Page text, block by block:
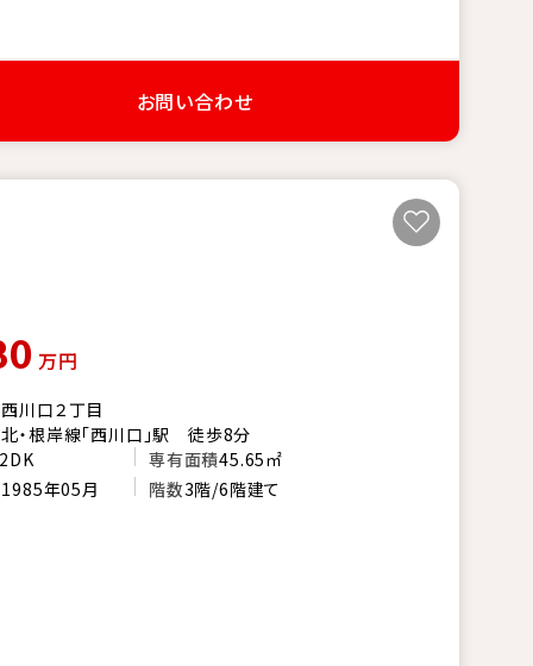
お問い合わせ
万円
川口２丁目
・根岸線「西川口」駅 徒歩8分
2DK 専有面積45.65㎡
1985年05月 階数3階/6階建て